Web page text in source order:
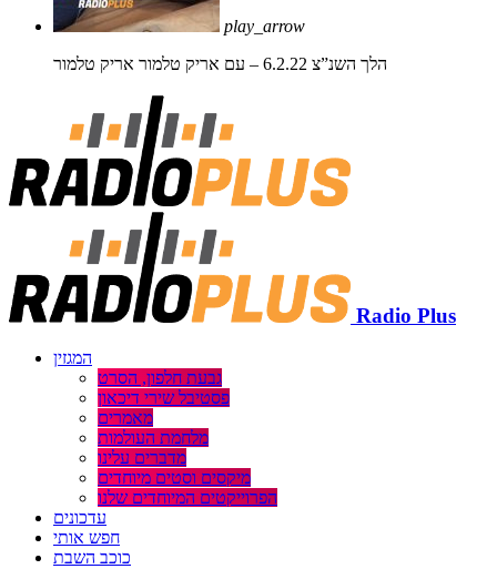
play_arrow
הלך השנ”צ 6.2.22 – עם אריק טלמור
אריק טלמור
Radio Plus
המגזין
גבעת חלפון, הסרט
פסטיבל שירי דיכאון
מאמרים
מלחמת העולמות
מדברים עלינו
מיקסים וסטים מיוחדים
הפרוייקטים המיוחדים שלנו
עדכונים
חפש אותי
כוכב השבת